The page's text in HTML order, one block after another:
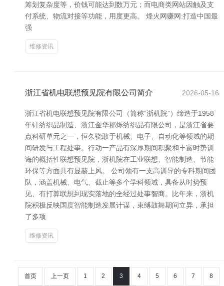
筹划复杂度等，价钱可能达到数万元；而电商类网站因触及支
付系统、物流对接等功能，用度更高。 烽火网赚网:打造中国最
强
维修资讯
浙江省机电联想预见院有限公司简介 2026-05-16
浙江省机电联想预见院有限公司（简称“浙机院”）缔造于1958
年针纺织品制造、浙江金华郡烁纺织品有限公司，是浙江省要
点科研单元之一，恒久骁敢于机械、电子、自动化等领域的期
间研发与工程处事。行动一产品有深厚期间积聚和丰富时势训
诲的概括性联想预见院，浙机院在工业联想、智能制造、节能
环保等方面具有显赫上风。 公司领有一支高训导的专科期间团
队，涵盖机械、电气、截止等多个学科领域，具备从时势预
见、有打算联想到现实落地的全经过处事智商。比年来，浙机
院积极反映国度智能制造发展计谋，束缚鼓舞期间立异，承担
了多项
维修资讯
首页 上一页 1 2 3 4 5 6 7 8